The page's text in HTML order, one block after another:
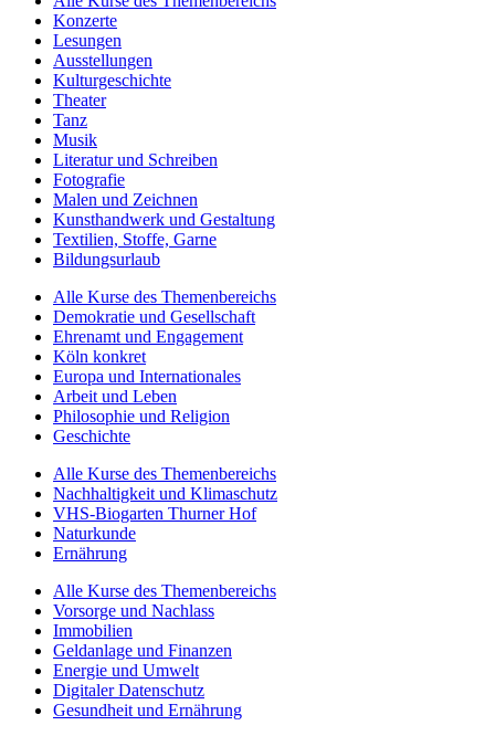
Konzerte
Lesungen
Ausstellungen
Kulturgeschichte
Theater
Tanz
Musik
Literatur und Schreiben
Fotografie
Malen und Zeichnen
Kunsthandwerk und Gestaltung
Textilien, Stoffe, Garne
Bildungsurlaub
Alle Kurse des Themenbereichs
Demokratie und Gesellschaft
Ehrenamt und Engagement
Köln konkret
Europa und Internationales
Arbeit und Leben
Philosophie und Religion
Geschichte
Alle Kurse des Themenbereichs
Nachhaltigkeit und Klimaschutz
VHS-Biogarten Thurner Hof
Naturkunde
Ernährung
Alle Kurse des Themenbereichs
Vorsorge und Nachlass
Immobilien
Geldanlage und Finanzen
Energie und Umwelt
Digitaler Datenschutz
Gesundheit und Ernährung